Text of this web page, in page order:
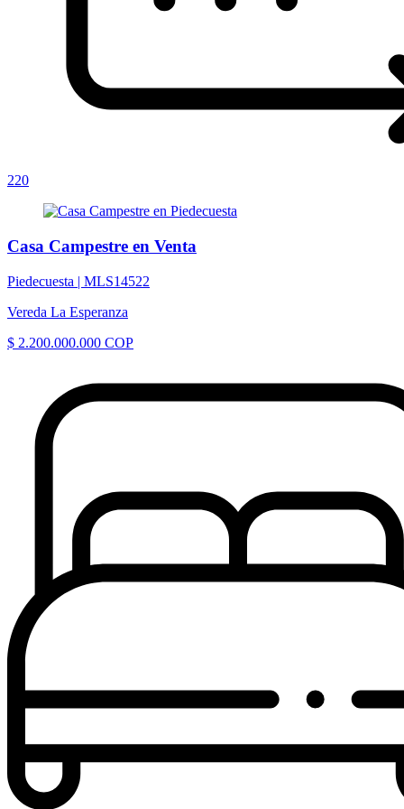
220
Casa Campestre en Venta
Piedecuesta | MLS14522
Vereda La Esperanza
$ 2.200.000.000 COP